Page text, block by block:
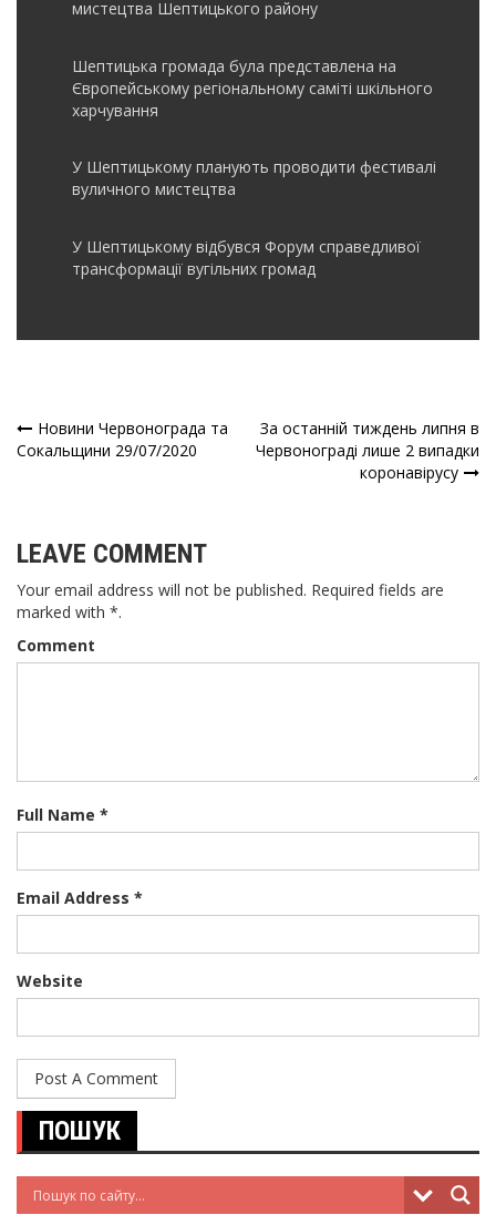
мистецтва Шептицького району
Шептицька громада була представлена на
Європейському регіональному саміті шкільного
харчування
У Шептицькому планують проводити фестивалі
вуличного мистецтва
У Шептицькому відбувся Форум справедливої
трансформації вугільних громад
Навігація
Новини Червонограда та
Сокальщини 29/07/2020
За останній тиждень липня в
Червонограді лише 2 випадки
коронавірусу
LEAVE COMMENT
Your email address will not be published. Required fields are
marked with *.
Comment
Full Name *
Email Address *
Website
ПОШУК